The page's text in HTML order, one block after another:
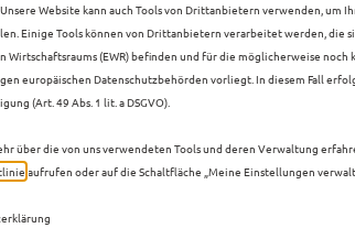
akzeptieren Sie bitte die für
Website kann auch Tools von Drittanbietern verwenden, um
Einige Tools können von Drittanbietern verarbeitet werden, die
Wirtschaftsraums (EWR) befinden und für die möglicherweise noch
europäischen Datenschutzbehörden vorliegt. In diesem Fall
(Art. 49 Abs. 1 lit. a DSGVO).
über die von uns verwendeten Tools und deren Verwaltung
aufrufen oder auf die Schaltfläche „Meine Einstellungen